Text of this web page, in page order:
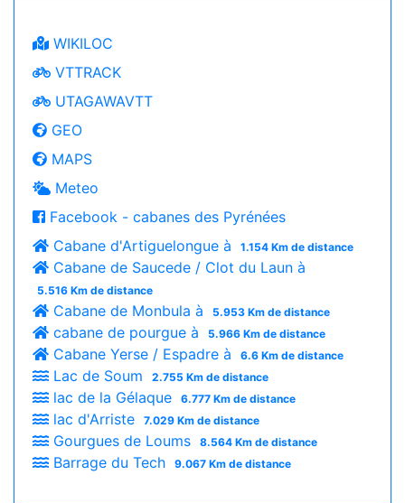
WIKILOC
VTTRACK
UTAGAWAVTT
GEO
MAPS
Meteo
Facebook - cabanes des Pyrénées
Cabane d'Artiguelongue à
1.154 Km de distance
Cabane de Saucede / Clot du Laun à
5.516 Km de distance
Cabane de Monbula à 5.953 Km de distance
cabane de pourgue à 5.966 Km de distance
Cabane Yerse / Espadre à 6.6 Km de distance
Lac de Soum 2.755 Km de distance
lac de la Gélaque 6.777 Km de distance
lac d'Arriste 7.029 Km de distance
Gourgues de Loums 8.564 Km de distance
Barrage du Tech 9.067 Km de distance